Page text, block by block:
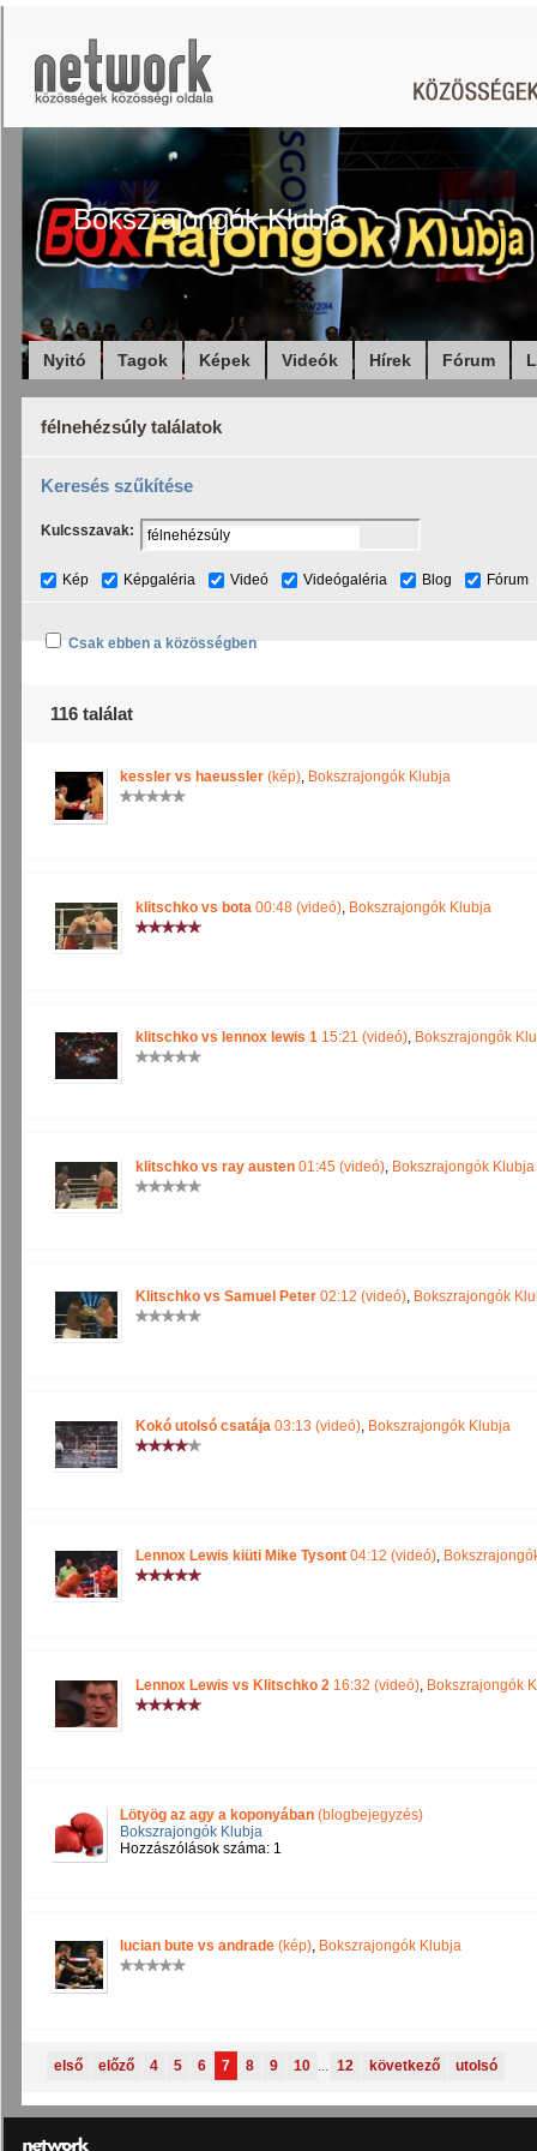
Bokszrajongók Klubja
Nyitó Tagok Képek Videók Hírek Fórum
félnehézsúly találatok
Keresés szűkítése
Kulcsszavak:
Kép Képgaléria Videó Videógaléria Blog Fórum
Csak ebben a közösségben
116 találat
kessler vs haeussler (kép), Bokszrajongók Klubja
klitschko vs bota 00:48 (videó), Bokszrajongók Klubja
klitschko vs lennox lewis 1 15:21 (videó), Bokszrajongók
klitschko vs ray austen 01:45 (videó), Bokszrajongók Klubja
Klitschko vs Samuel Peter 02:12 (videó), Bokszrajongók
Kokó utolsó csatája 03:13 (videó), Bokszrajongók Klubja
Lennox Lewis kiüti Mike Tysont 04:12 (videó),
Lennox Lewis vs Klitschko 2 16:32 (videó), Bokszrajongók
Lötyög az agy a koponyában (blogbejegyzés)
Bokszrajongók Klubja
Hozzászólások száma: 1
lucian bute vs andrade (kép), Bokszrajongók Klubja
első előző 4 5 6 7 8 9 10 ... 12 következő utolsó